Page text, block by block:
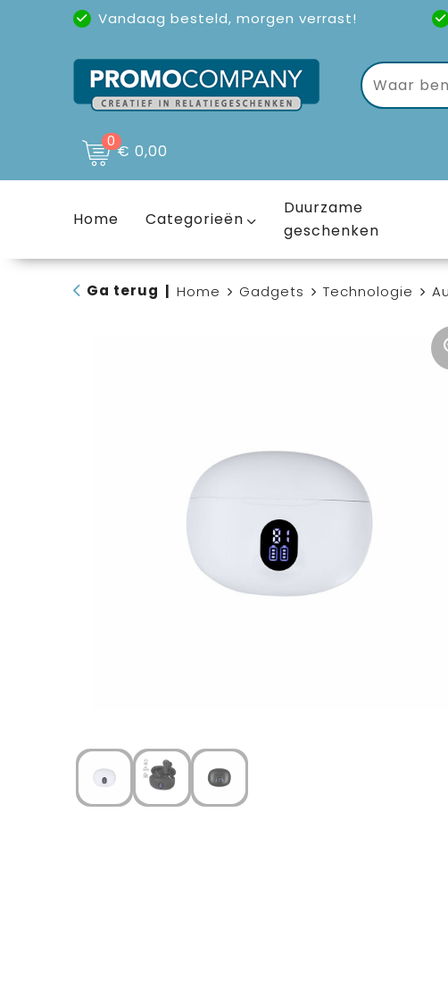
Vandaag besteld, morgen verrast!
Uitstekende reviews(4,6/5)
0€ 0,00
Home Categorieën
Duurzame
geschenken
Ga terug Home Gadgets Technologie